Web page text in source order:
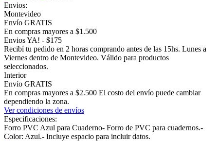
Envios:
Montevideo
Envío GRATIS
En compras mayores a $1.500
Envios YA! - $175
Recibí tu pedido en 2 horas comprando antes de las 15hs. Lunes a
Viernes dentro de Montevideo. Válido para productos
seleccionados.
Interior
Envío GRATIS
En compras mayores a $2.500 El costo del envío puede cambiar
dependiendo la zona.
Ver condiciones de envíos
Especificaciones:
Forro PVC Azul para Cuaderno- Forro de PVC para cuadernos.-
Color: Azul.- Incluye espacio para incluir datos.